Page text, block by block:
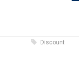
Discount